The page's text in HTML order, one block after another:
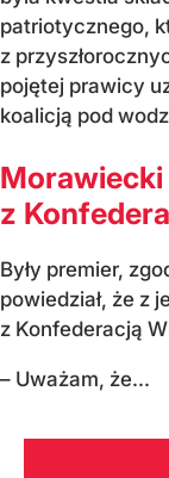
patriotycznego,
z
pojętej prawicy
koalicją pod
z
Były premier,
powiedział, że z
z Konfederacją
– Uważam, że...